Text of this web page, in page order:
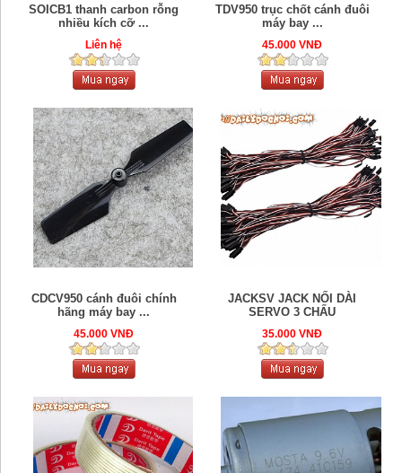
SOICB1 thanh carbon rỗng
nhiều kích cỡ ...
Liên hệ
TDV950 trục chốt cánh đuôi
máy bay ...
45.000 VNĐ
CDCV950 cánh đuôi chính
hãng máy bay ...
45.000 VNĐ
JACKSV JACK NỐI DÀI
SERVO 3 CHẤU
35.000 VNĐ